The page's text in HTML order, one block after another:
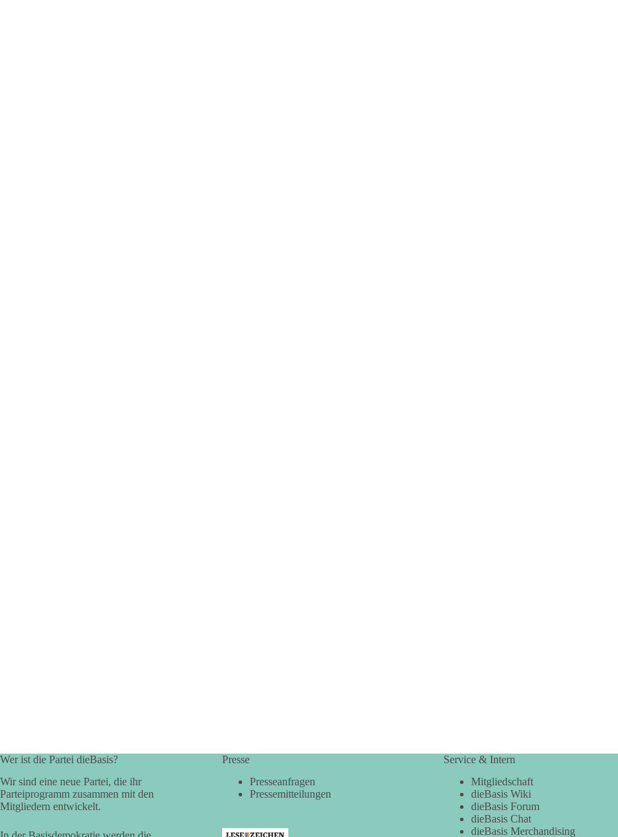
Wer ist die Partei dieBasis?
Wir sind eine neue Partei, die ihr
Parteiprogramm zusammen mit den
Mitgliedern entwickelt.
Presse
Presseanfragen
Pressemitteilungen
Service & Intern
Mitgliedschaft
dieBasis Wiki
dieBasis Forum
dieBasis Chat
dieBasis Merchandising